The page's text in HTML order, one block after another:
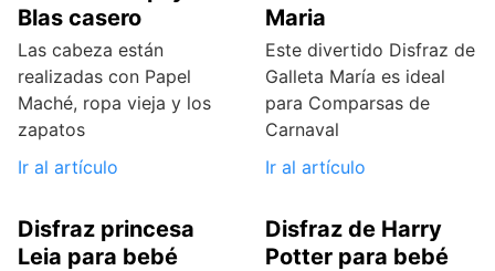
Blas casero
Las cabeza están
realizadas con Papel
Maché, ropa vieja y los
zapatos
Ir al artículo
Maria
Este divertido Disfraz de
Galleta María es ideal
para Comparsas de
Carnaval
Ir al artículo
Disfraz princesa
Leia para bebé
Disfraz de Harry
Potter para bebé